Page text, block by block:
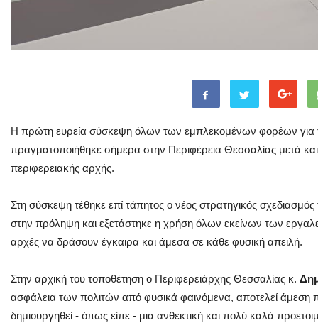
Η πρώτη ευρεία σύσκεψη όλων των εμπλεκομένων φορέων για
πραγματοποιήθηκε σήμερα στην Περιφέρεια Θεσσαλίας μετά
περιφερειακής αρχής.
Στη σύσκεψη τέθηκε επί τάπητος ο νέος στρατηγικός
στην πρόληψη και εξετάστηκε η χρήση όλων εκείνων των
αρχές να δράσουν έγκαιρα και άμεσα σε κάθε φυσική απειλή.
Στην αρχική του τοποθέτηση ο Περιφερειάρχης Θεσσαλίας κ.
ασφάλεια των πολιτών από φυσικά φαινόμενα, αποτελεί άμεση
δημιουργηθεί - όπως είπε - μια ανθεκτική και πολύ καλά